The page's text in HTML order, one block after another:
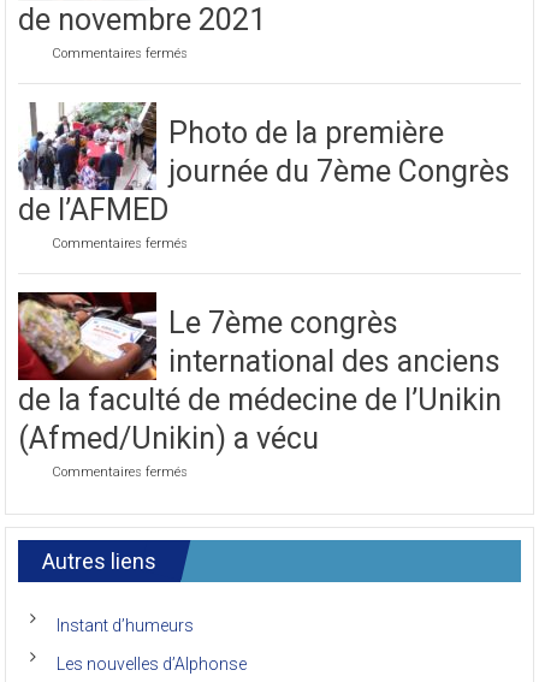
de novembre 2021
Commentaires fermés
prochain
congrès
au
mois
Photo de la première
journée du 7ème Congrès
de l’AFMED
Commentaires fermés
première
journée
du
7ème
Congrès
de
l’AFMED
Le 7ème congrès
international des anciens
de la faculté de médecine de l’Unikin
(Afmed/Unikin) a vécu
Commentaires fermés
congrès
international
anciens
la
de
Autres liens
Instant d’humeurs
Les nouvelles d’Alphonse